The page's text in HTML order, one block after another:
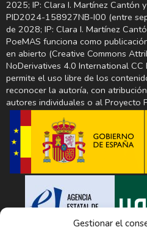
Gestionar el
2025; IP: Clara I. Martínez Cantón
PID2024-158927NB-I00 (entre
de 2028; IP: Clara I. Martínez
PoeMAS funciona como
en abierto (Creative Commons
NoDerivatives 4.0 International CC
permite el uso libre de los
reconocer la autoría, con
autores individuales o al Proyecto